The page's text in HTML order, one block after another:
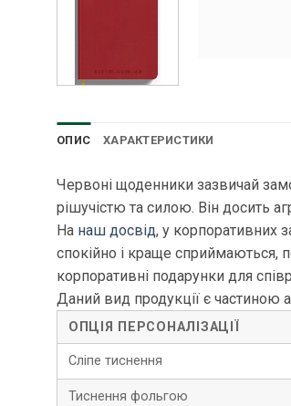
ОПИС ХАРАКТЕРИСТИКИ
Червоні щоденники зазвичай
рішучістю та силою. Він досить
На наш досвід, у корпоративних
спокійно і краще сприймаються,
корпоративні подарунки для
Даний вид продукції є частиною
ОПЦІЯ ПЕРСОНАЛІЗАЦІЇ
Сліпе тиснення
Тиснення фольгою